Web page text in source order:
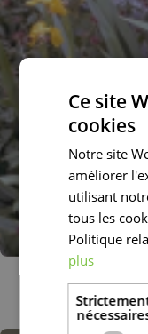
Ce site
cookies
Notre site
améliorer
utilisant
tous les
Politique
plus